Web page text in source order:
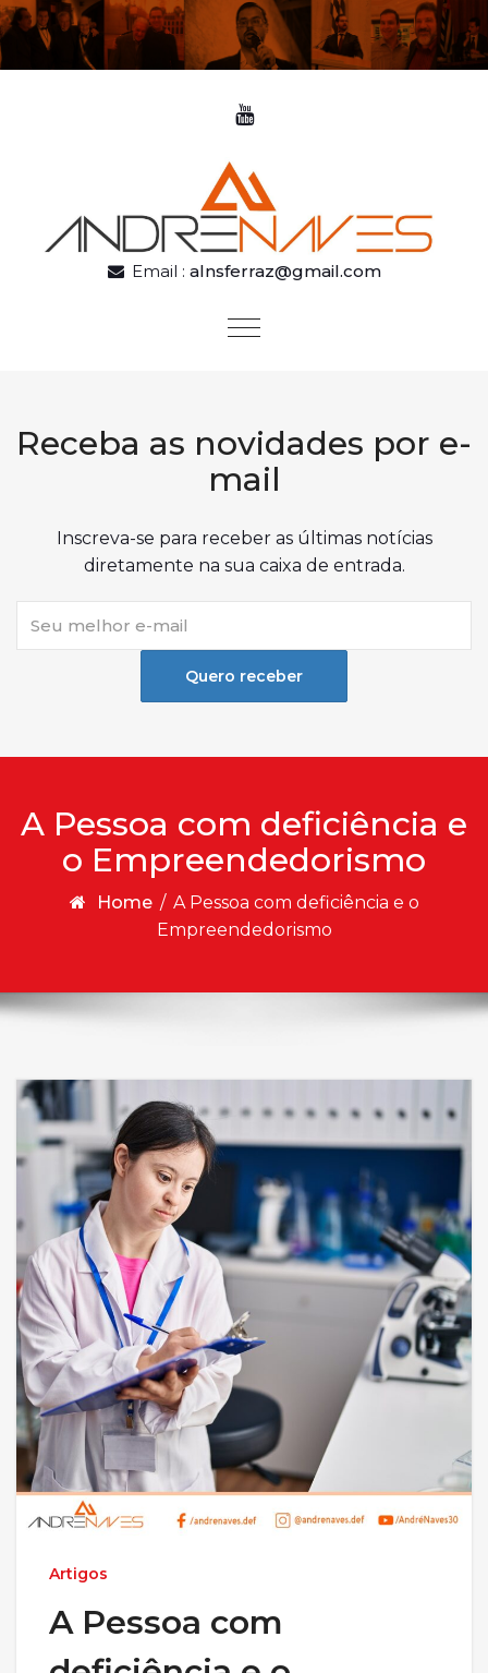
Skip to content
Email : alnsferraz@gmail.com
Toggle
Receba as novidades por e-
mail
Inscreva-se para receber as últimas notícias
diretamente na sua caixa de entrada.
Quero receber
A Pessoa com deficiência e
o Empreendedorismo
Home / A Pessoa com deficiência e o
Empreendedorismo
Artigos
A Pessoa com